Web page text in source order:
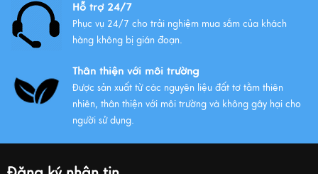
Hỗ trợ 24/7
Phục vụ 24/7 cho trải nghiệm mua sắm của khách
hàng không bị gián đoạn.
Thân thiện với môi trường
Được sản xuất từ các nguyên liệu đất tơ tằm thiên
nhiên, thân thiện với môi trường và không gây hại cho
người sử dụng.